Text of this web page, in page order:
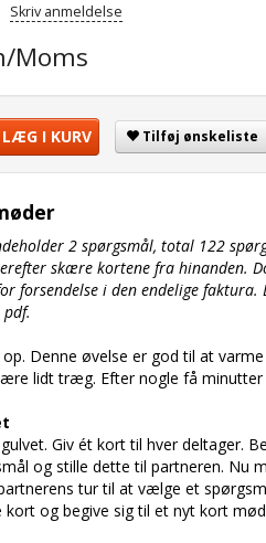
Skriv anmeldelse
Moms
LÆG I KURV Tilføj ønskeliste
2 spørgsmål, total 122
skære kortene fra hinanden.
forsendelse i den endelige
Denne øvelse er god til at
lidt træg. Efter nogle få
Giv ét kort til hver deltager.
og stille dette til partneren. Nu
tur til at vælge et
og begive sig til et nyt kort